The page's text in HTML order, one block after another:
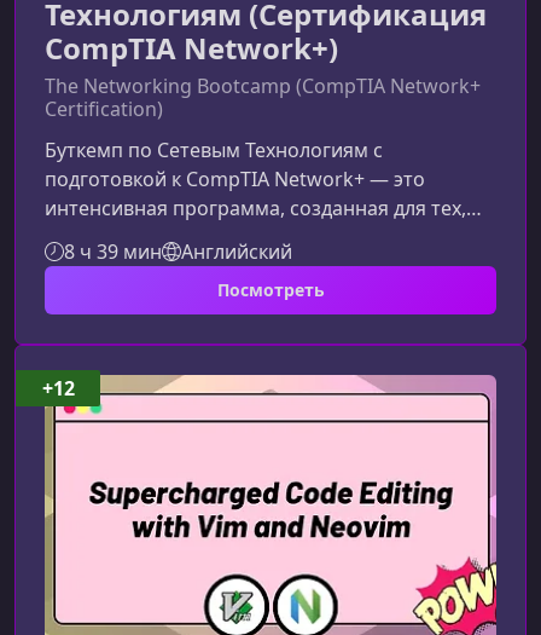
Технологиям (Сертификация
CompTIA Network+)
The Networking Bootcamp (CompTIA Network+
Certification)
Буткемп по Сетевым Технологиям с
подготовкой к CompTIA Network+ — это
интенсивная программа, созданная для тех,
кто хочет быстро и уверенно войти в мир
сетевой инженерии. Курс подходит даже для
полного новичка и обеспечивает системное
требований экзамена Network+.Что
представляет собой буткемп по сетевым
технологиямОбучение построено на
8 ч 39 мин Английский
Посмотреть
+12